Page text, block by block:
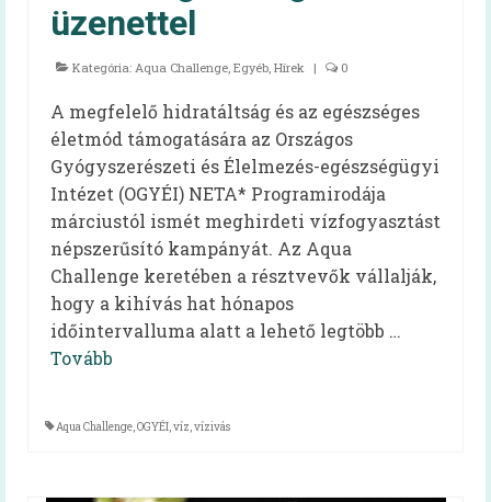
Oktatóvideó, általános iskolásoknak
Tankonyha
Rólunk
Munkatársak
Galéria
üzenettel
Kategória: Aqua Challenge, Egyéb, Hírek | 0
A megfelelő hidratáltság és az egészséges
életmód támogatására az Országos
Gyógyszerészeti és Élelmezés-egészségügyi
Intézet (OGYÉI) NETA* Programirodája
márciustól ismét meghirdeti vízfogyasztást
népszerűsító kampányát. Az Aqua
Challenge keretében a résztvevők vállalják,
hogy a kihívás hat hónapos
időintervalluma alatt a lehető legtöbb …
Tovább
Aqua Challenge,OGYÉI,víz,vízivás